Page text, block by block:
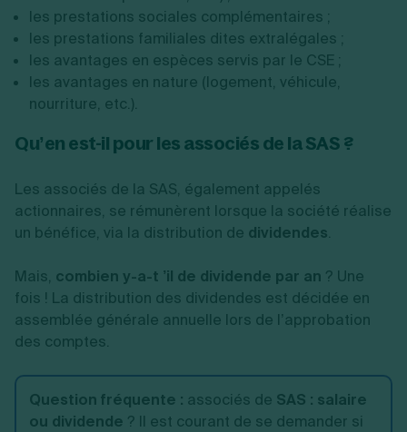
les prestations sociales complémentaires ;
les prestations familiales dites extralégales ;
les avantages en espèces servis par le CSE ;
les avantages en nature (logement, véhicule,
nourriture, etc.).
Qu’en est-il pour les associés de la SAS ?
Les associés de la SAS, également appelés
actionnaires, se rémunèrent lorsque la société réalise
un bénéfice, via la distribution de dividendes.
Mais, combien y-a-t ’il de dividende par an ? Une
fois ! La distribution des dividendes est décidée en
assemblée générale annuelle lors de l’approbation
des comptes.
Question fréquente : associés de SAS : salaire
ou dividende ? Il est courant de se demander si